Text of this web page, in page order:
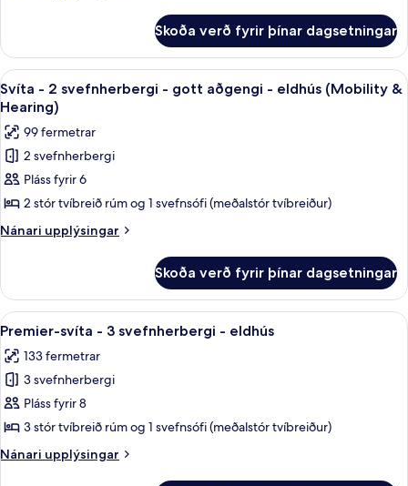
með
svefnsófa
-
gott
aðgengi
(Hearing)
-
stórt
tvíbreitt
með
svefnsófa
gott
aðgengi
Skoða verð fyrir þínar dagsetningar
Skoða
allar
myndir
fyrir
Svíta
-
2
svefnherbergi
aðgengi
eldhús
(Mobility
&
Hearing)
Rúmföt af bestu gerð, dúnsængur,
10
Svíta - 2 svefnherbergi - gott aðgengi - eldhús (Mobility &
Hearing)
99 fermetrar
2 svefnherbergi
Pláss fyrir 6
2 stór tvíbreið rúm og 1 svefnsófi (meðalstór tvíbreiður)
Nánari upplýsingar
Nánari
-
svefnherbergi
gott
aðgengi
eldhús
(Mobility
Hearing)
Skoða verð fyrir þínar dagsetningar
Skoða
allar
myndir
fyrir
Premier-
svíta
-
3
Rúmföt af bestu gerð, dúnsængur,
8
Premier-svíta - 3 svefnherbergi - eldhús
133 fermetrar
3 svefnherbergi
Pláss fyrir 8
3 stór tvíbreið rúm og 1 svefnsófi (meðalstór tvíbreiður)
Nánari upplýsingar
Nánari